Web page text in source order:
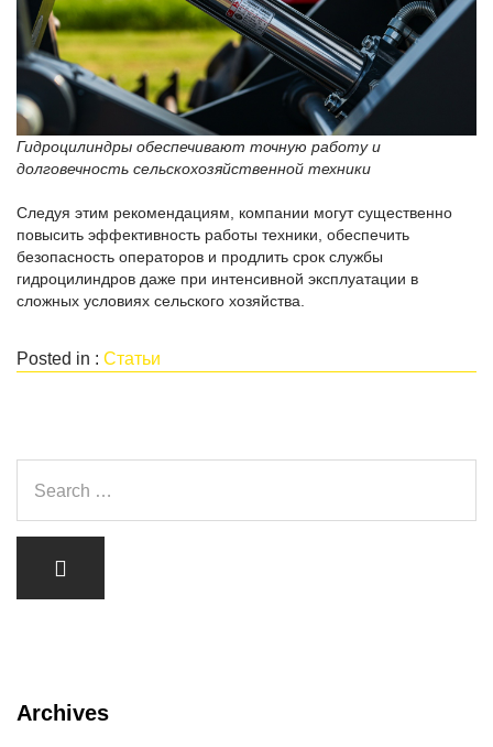
Гидроцилиндры обеспечивают точную работу и
долговечность сельскохозяйственной техники
Следуя этим рекомендациям, компании могут существенно
повысить эффективность работы техники, обеспечить
безопасность операторов и продлить срок службы
гидроцилиндров даже при интенсивной эксплуатации в
сложных условиях сельского хозяйства.
Posted in : Статьи
Archives